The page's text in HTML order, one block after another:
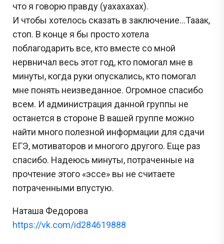
что я говорю правду (уахахахах).
И чтобы хотелось сказать в заключение…Тааак,
стоп. В конце я бы просто хотела
поблагодарить все, кто вместе со мной
нервничал весь этот год, кто помогал мне в
минуты, когда руки опускались, кто помогал
мне понять неизведанное. Огромное спасибо
всем. И администрация данной группы не
останется в стороне В вашей группе можно
найти много полезной информации для сдачи
ЕГЭ, мотиваторов и многого другого. Еще раз
спасибо. Надеюсь минуты, потраченные на
прочтение этого «эссе» вы не считаете
потраченными впустую.
Наташа Федорова
https://vk.com/id284619888